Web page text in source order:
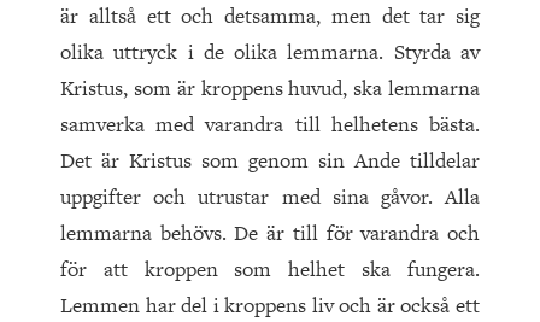
är alltså ett och detsamma, men det tar sig
olika uttryck i de olika lemmarna. Styrda av
Kristus, som är kroppens huvud, ska lemmarna
samverka med varandra till helhetens bästa.
Det är Kristus som genom sin Ande tilldelar
uppgifter och utrustar med sina gåvor. Alla
lemmarna behövs. De är till för varandra och
för att kroppen som helhet ska fungera.
Lemmen har del i kroppens liv och är också ett